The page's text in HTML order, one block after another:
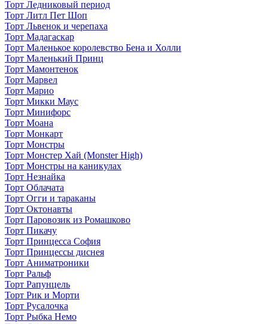
Торт Ледниковый период
Торт Литл Пет Шоп
Торт Львенок и черепаха
Торт Мадагаскар
Торт Маленькое королевство Бена и Холли
Торт Маленький Принц
Торт Мамонтенок
Торт Марвел
Торт Марио
Торт Микки Маус
Торт Минифорс
Торт Моана
Торт Монкарт
Торт Монстры
Торт Монстер Хай (Monster High)
Торт Монстры на каникулах
Торт Незнайка
Торт Облачата
Торт Огги и тараканы
Торт Октонавты
Торт Паровозик из Ромашково
Торт Пикачу
Торт Принцесса София
Торт Принцессы диснея
Торт Аниматроники
Торт Ральф
Торт Рапунцель
Торт Рик и Морти
Торт Русалочка
Торт Рыбка Немо